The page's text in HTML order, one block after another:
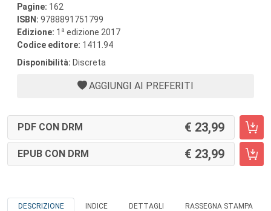
Pagine: 162
ISBN: 9788891751799
Edizione: 1 a edizione 2017
Codice editore: 1411.94
Disponibilità: Discreta
AGGIUNGI AI PREFERITI
PDF CON DRM 23,99
EPUB CON DRM 23,99
DESCRIZIONE INDICE DETTAGLI RASSEGNA STAMPA